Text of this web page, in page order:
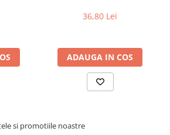
36,80 Lei
ADAUGA IN COS
si promotiile noastre